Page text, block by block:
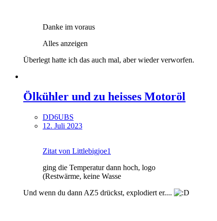
Danke im voraus
Alles anzeigen
Überlegt hatte ich das auch mal, aber wieder verworfen.
Ölkühler und zu heisses Motoröl
DD6UBS
12. Juli 2023
Zitat von Littlebigjoe1
ging die Temperatur dann hoch, logo
(Restwärme, keine Wasse
Und wenn du dann AZ5 drückst, explodiert er....